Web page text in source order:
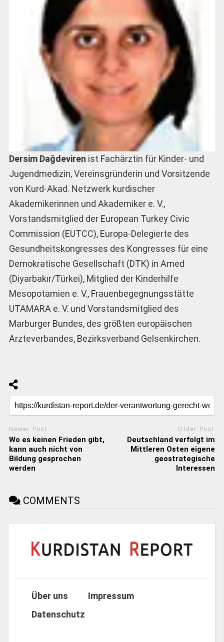
Dersim Dağdeviren ist Fachärztin für Kinder- und
Jugendmedizin, Vereinsgründerin und Vorsitzende
von Kurd-Akad. Netzwerk kurdischer
Akademikerinnen und Akademiker e. V.,
Vorstandsmitglied der European Turkey Civic
Commission (EUTCC), Europa-Delegierte des
Gesundheitskongresses des Kongresses für eine
Demokratische Gesellschaft (DTK) in Amed
(Diyarbakır/Türkei), Mitglied der Kinderhilfe
Mesopotamien e. V., Frauenbegegnungsstätte
UTAMARA e. V. und Vorstandsmitglied des
Marburger Bundes, des größten europäischen
Ärzteverbandes, Bezirksverband Gelsenkirchen.
Newer Post
Wo es keinen Frieden gibt,
kann auch nicht von
Bildung gesprochen
werden
Older Post
Deutschland verfolgt im
Mittleren Osten eigene
geostrategische
Interessen
COMMENTS
Über uns
Impressum
Datenschutz